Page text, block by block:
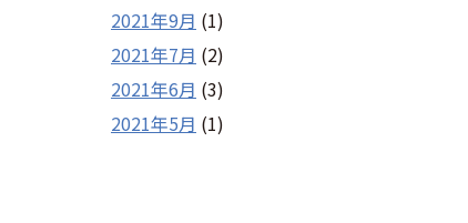
2021年9月 (1)
2021年7月 (2)
2021年6月 (3)
2021年5月 (1)